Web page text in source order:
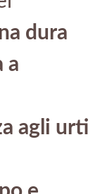
dura
a
agli urti